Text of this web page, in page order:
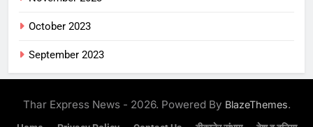
October 2023
September 2023
Thar Express News - 2026. Powered By BlazeThemes.